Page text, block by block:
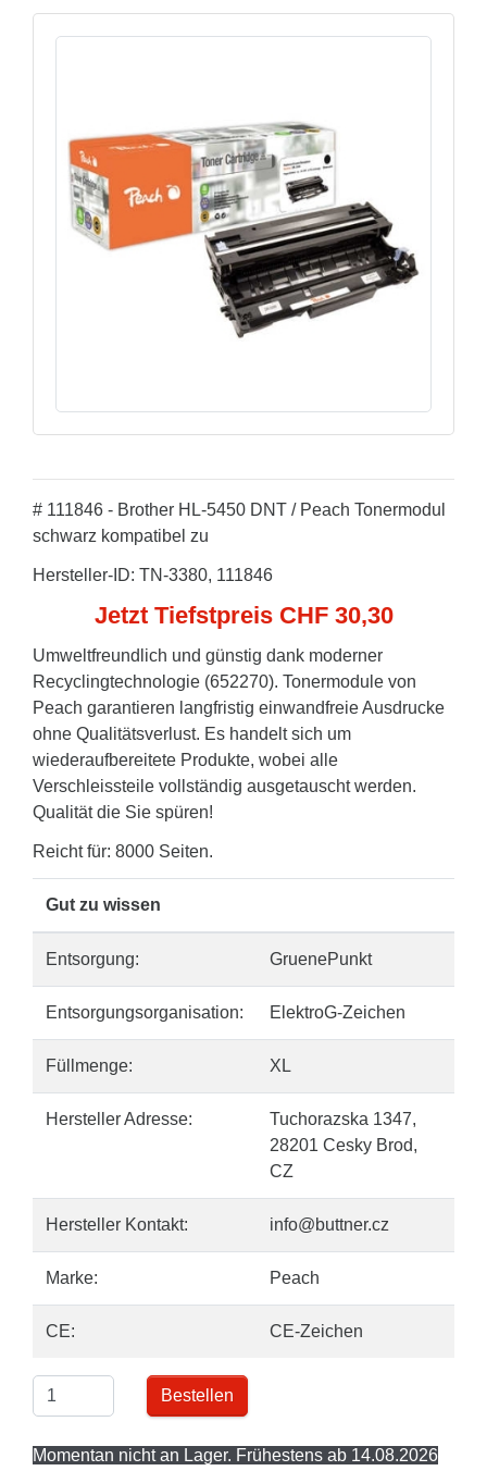
# 111846 - Brother HL-5450 DNT / Peach Tonermodul
schwarz kompatibel zu
Hersteller-ID: TN-3380, 111846
Jetzt Tiefstpreis CHF 30,30
Umweltfreundlich und günstig dank moderner
Recyclingtechnologie (652270). Tonermodule von
Peach garantieren langfristig einwandfreie Ausdrucke
ohne Qualitätsverlust. Es handelt sich um
wiederaufbereitete Produkte, wobei alle
Verschleissteile vollständig ausgetauscht werden.
Qualität die Sie spüren!
Reicht für: 8000 Seiten.
Gut zu wissen
Entsorgung: GruenePunkt
Entsorgungsorganisation: ElektroG-Zeichen
Füllmenge: XL
Hersteller Adresse:
Tuchorazska 1347,
28201 Cesky Brod,
CZ
Hersteller Kontakt: info@buttner.cz
Marke: Peach
CE: CE-Zeichen
Bestellen
Momentan nicht an Lager. Frühestens ab 14.08.2026